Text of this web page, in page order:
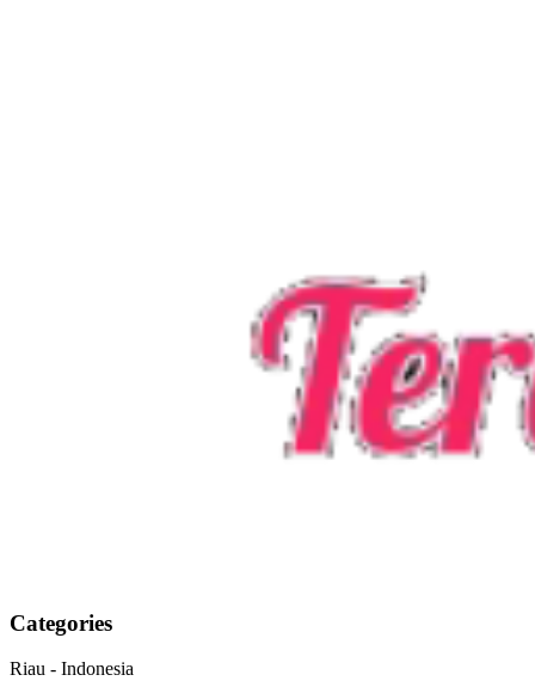
Categories
Riau - Indonesia